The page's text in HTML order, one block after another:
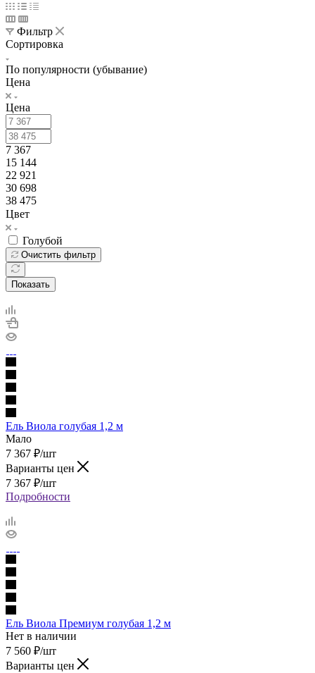
Фильтр
Сортировка
По популярности (убывание)
Цена
Цена
7 367
15 144
22 921
30 698
38 475
Цвет
Голубой
Очистить фильтр
Показать
Ель Виола голубая 1,2 м
Мало
7 367 ₽/шт
Варианты цен
7 367 ₽/шт
Подробности
Ель Виола Премиум голубая 1,2 м
Нет в наличии
7 560 ₽/шт
Варианты цен